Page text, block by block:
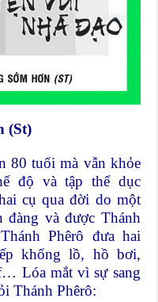
(St)
80 tuổi mà vẫn khỏe
độ và tập thể dục
cụ qua đời do một
đàng và được Thánh
Phêrô đưa hai
khổng lồ, hồ bơi,
Lóa mắt vì sự sang
Thánh Phêrô: